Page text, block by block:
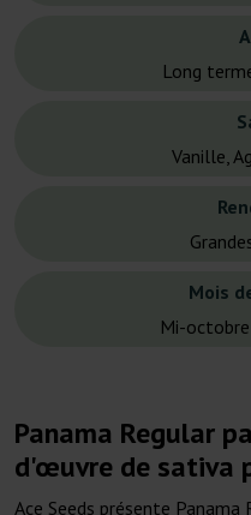
Long
Vanille,
Mois
Mi-octobre
Panama Regular
d'œuvre de sativa
Ace Seeds présente Panama